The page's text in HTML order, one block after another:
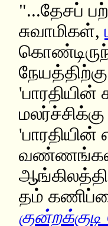
"...தேசப்
சுவாமிகள்,
'பாரதியின்
வண்ணங்கள்
தம்